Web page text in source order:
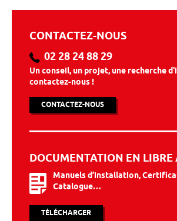
CONTACTEZ-NOUS
02 28 24 88 29
Un conseil, un projet, une recherche
contactez-nous !
CONTACTEZ-NOUS
DOCUMENTATION EN LIBRE
Manuels d’installation,
Catalogue…
TÉLÉCHARGER